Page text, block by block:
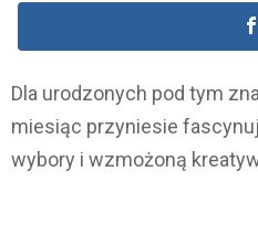
Dla urodzonych pod tym
miesiąc przyniesie
wybory i wzmożoną